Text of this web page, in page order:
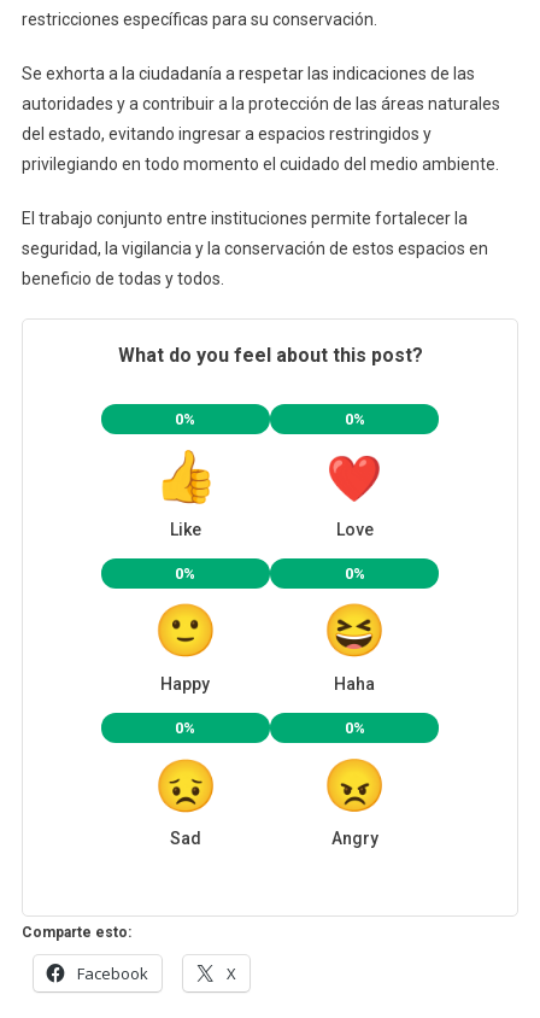
restricciones específicas para su conservación.
Se exhorta a la ciudadanía a respetar las indicaciones de las
autoridades y a contribuir a la protección de las áreas naturales
del estado, evitando ingresar a espacios restringidos y
privilegiando en todo momento el cuidado del medio ambiente.
El trabajo conjunto entre instituciones permite fortalecer la
seguridad, la vigilancia y la conservación de estos espacios en
beneficio de todas y todos.
What do you feel about this post?
0%
Like
0%
Love
0%
Happy
0%
Haha
0%
Sad
0%
Angry
Comparte esto:
Facebook X